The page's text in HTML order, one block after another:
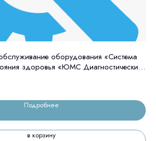
оборудования «Система
здоровья «ЮМС Диагностический
Подробнее
в корзину